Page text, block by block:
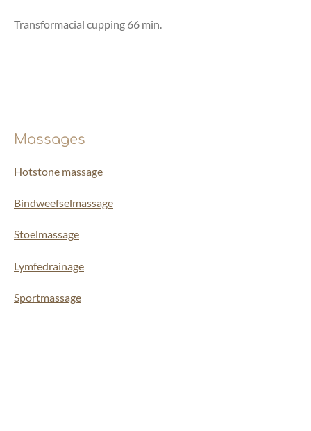
Transformacial cupping 66 min.
Massages
Hotstone massage
Bindweefselmassage
Stoelmassage
Lymfedrainage
Sportmassage